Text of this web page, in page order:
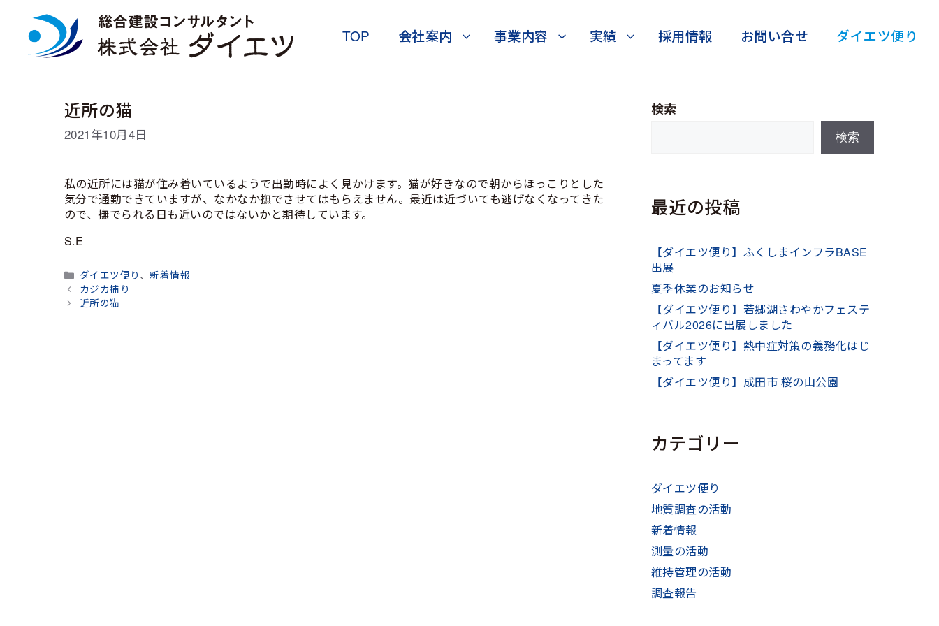
TOP 会社案内 事業内容 実績 採用情報 お問い合せ ダイエツ便り
近所の猫
2021年10月4日
私の近所には猫が住み着いているようで出勤時によく見かけます。猫が好きなので朝からほっこりとした
気分で通勤できていますが、なかなか撫でさせてはもらえません。最近は近づいても逃げなくなってきた
ので、撫でられる日も近いのではないかと期待しています。
S.E
カ
テ
ゴ
ダイエツ便り 、新着情報
カジカ捕り
近所の猫
検索
検索
最近の投稿
【ダイエツ便り】ふくしまインフラBASE
出展
夏季休業のお知らせ
【ダイエツ便り】若郷湖さわやかフェステ
ィバル2026に出展しました
【ダイエツ便り】熱中症対策の義務化はじ
まってます
【ダイエツ便り】成田市 桜の山公園
カテゴリー
ダイエツ便り
地質調査の活動
新着情報
測量の活動
維持管理の活動
調査報告